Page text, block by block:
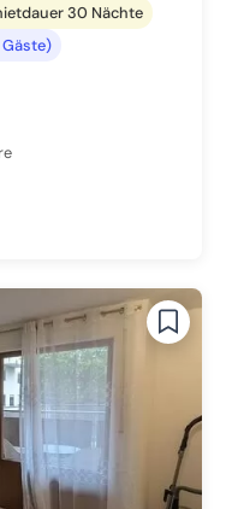
30 Nächte